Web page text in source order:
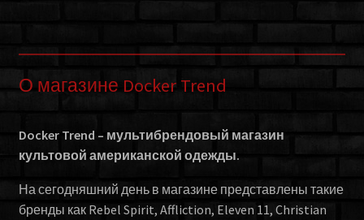
О магазине Docker Trend
Docker Trend – мультибрендовый магазин
культовой американской одежды.
На сегодняшний день в магазине представлены такие
бренды как Rebel Spirit, Affliction, Eleven 11, Christian